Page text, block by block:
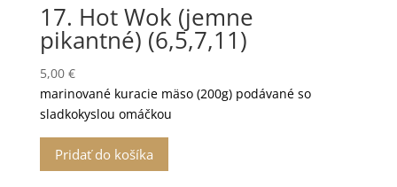
17. Hot Wok (jemne
pikantné) (6,5,7,11)
5,00 €
marinované kuracie mäso (200g) podávané so
sladkokyslou omáčkou
Pridať do košíka